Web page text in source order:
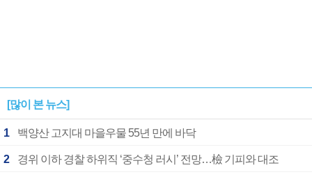
[많이 본 뉴스]
1 백양산 고지대 마을우물 55년 만에 바닥
2 경위 이하 경찰 하위직 ‘중수청 러시’ 전망…檢 기피와 대조